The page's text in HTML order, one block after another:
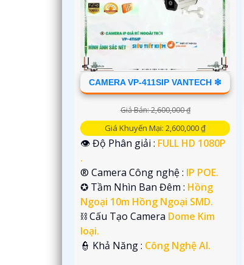
CAMERA VP-411SIP VANTECH ❇
Giá Bán: 2,600,000 ₫
Giá Khuyến Mại: 2,600,000 ₫
👁 Độ Phân giải : FULL HD 1080P
.
®️ Camera Công nghệ : IP POE.
✪ Tầm Nhìn Ban Đêm : Hồng
Ngoại 10m Hồng Ngoại SMD.
⛓ Cấu Tạo Camera Dome Kim
loại.
️👮 Khả Năng : Công Nghệ AI.